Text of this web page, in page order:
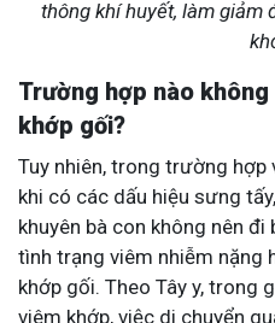
thông khí huyết, làm giảm
Trường hợp nào
khớp gối?
Tuy nhiên, trong trường
khi có các dấu hiệu sưng
khuyên bà con không nên
tình trạng viêm nhiễm nặng
khớp gối. Theo Tây y, trong
viêm khớp, việc di chuyển